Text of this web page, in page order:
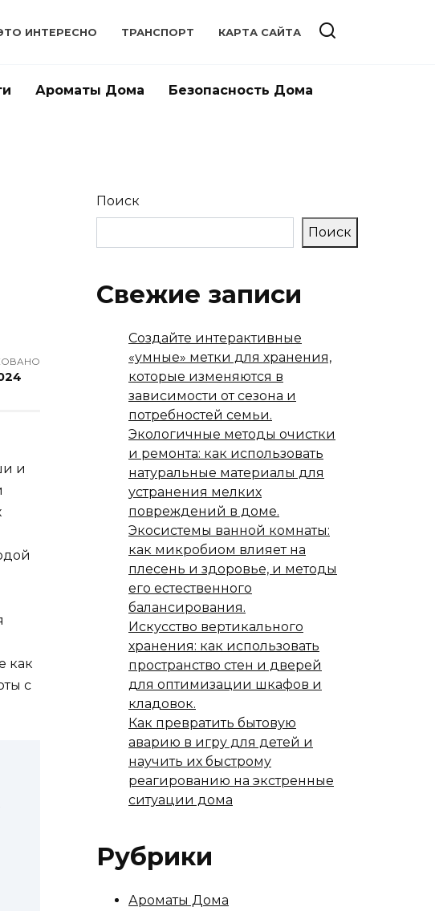
ИНТЕРЕСНО ТРАНСПОРТ КАРТА САЙТА
Ароматы Дома Безопасность Дома
и
как
с
Поиск
Поиск
Свежие записи
Создайте интерактивные
«умные» метки для хранения,
которые изменяются в
зависимости от сезона и
потребностей семьи.
Экологичные методы очистки
и ремонта: как использовать
натуральные материалы для
устранения мелких
повреждений в доме.
Экосистемы ванной комнаты:
как микробиом влияет на
плесень и здоровье, и методы
его естественного
балансирования.
Искусство вертикального
хранения: как использовать
пространство стен и дверей
для оптимизации шкафов и
кладовок.
Как превратить бытовую
аварию в игру для детей и
научить их быстрому
реагированию на экстренные
ситуации дома
Рубрики
Ароматы Дома